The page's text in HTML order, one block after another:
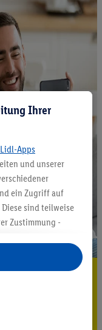
Ihrer
Apps
und unserer
ein Zugriff auf
sind teilweise
Zustimmung -
IAB TCF
Werbung
werden